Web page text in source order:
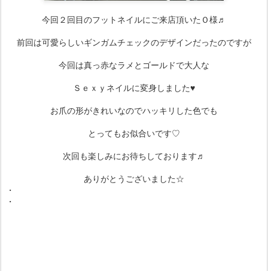
今回２回目のフットネイルにご来店頂いたＯ様♬
前回は可愛らしいギンガムチェックのデザインだったのですが
今回は真っ赤なラメとゴールドで大人な
Ｓｅｘｙネイルに変身しました♥
お爪の形がきれいなのでハッキリした色でも
とってもお似合いです♡
次回も楽しみにお待ちしております♬
ありがとうございました☆
・
・